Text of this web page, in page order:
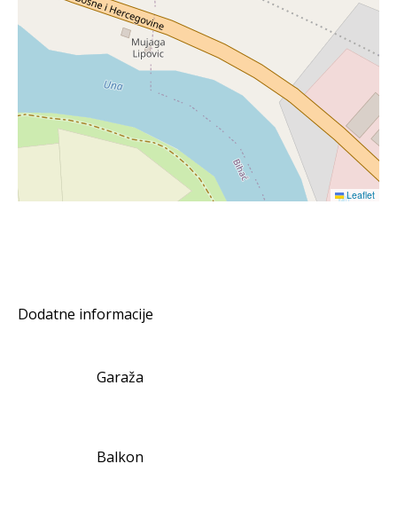
Leaflet
Dodatne informacije
Garaža
Balkon